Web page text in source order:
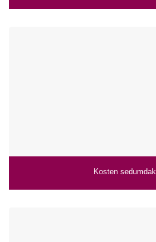
Kosten sedumdak